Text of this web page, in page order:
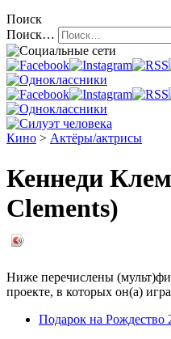
Поиск
Поиск…
Кино > Актёры/актрисы
Кеннеди
Clements)
Ниже перечислены
проекте, в которых он(а)
Подарок на Рождество